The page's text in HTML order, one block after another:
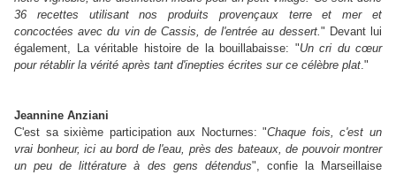
36 recettes utilisant nos produits provençaux terre et mer et
concoctées avec du vin de Cassis, de l'entrée au dessert." Devant lui
également, La véritable histoire de la bouillabaisse: "Un cri du cœur
pour rétablir la vérité après tant d'inepties écrites sur ce célèbre plat."
Jeannine Anziani
C'est sa sixième participation aux Nocturnes: "Chaque fois, c'est un
vrai bonheur, ici au bord de l'eau, près des bateaux, de pouvoir montrer
un peu de littérature à des gens détendus", confie la Marseillaise